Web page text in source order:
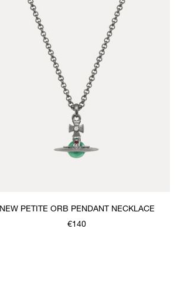
NEW PETITE ORB PENDANT NECKLACE
€140